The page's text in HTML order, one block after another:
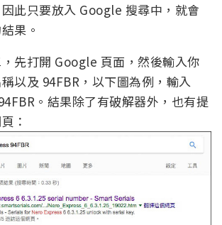
此只要放入 Google 搜尋中，就會
果。
先打開 Google 頁面，然後輸入你
以及 94FBR，以下圖為例，輸入
。結果除了有破解器外，也有提
：